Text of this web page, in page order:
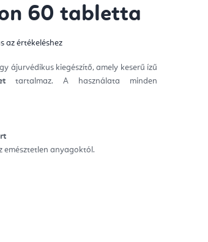
60 tabletta
az értékeléshez
ájurvédikus kiegészítő, amely keserű ízű
tartalmaz. A használata minden
emésztetlen anyagoktól.